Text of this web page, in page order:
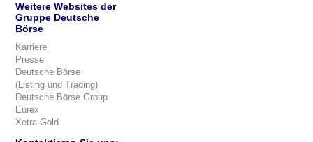
Weitere Websites der
Gruppe Deutsche
Börse
Karriere
Presse
Deutsche Börse
(Listing und Trading)
Deutsche Börse Group
Eurex
Xetra-Gold